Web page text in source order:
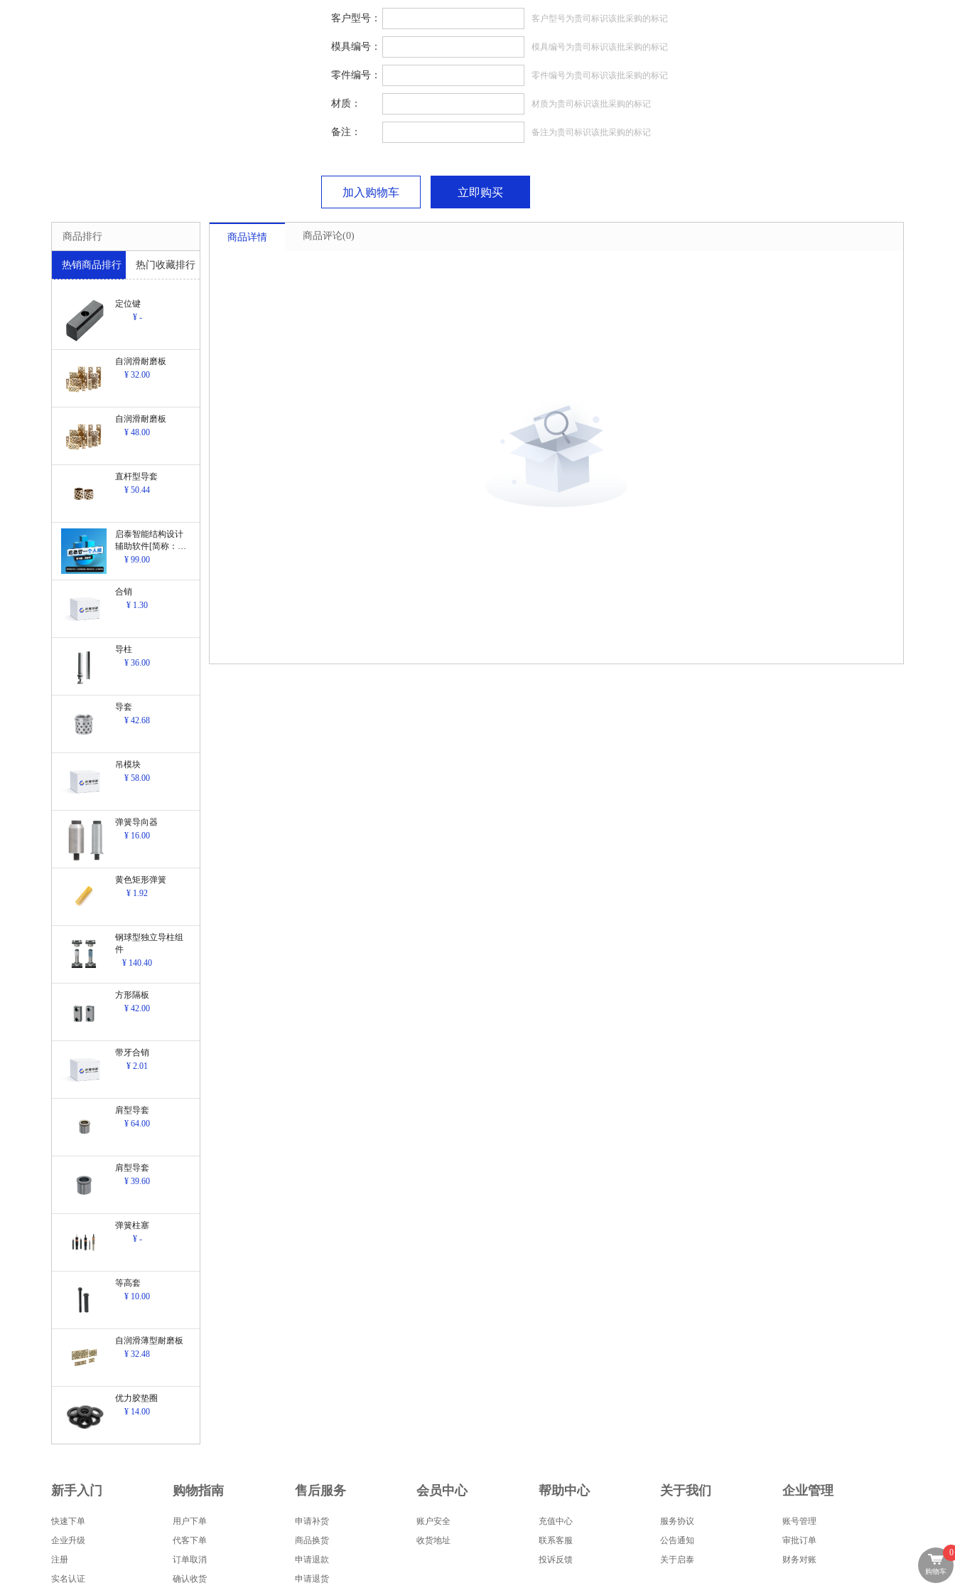
客户型号： 客户型号为贵司标识该批采购的标记
模具编号： 模具编号为贵司标识该批采购的标记
零件编号： 零件编号为贵司标识该批采购的标记
材质： 材质为贵司标识该批采购的标记
备注： 备注为贵司标识该批采购的标记
加入购物车 立即购买
商品排行
热销商品排行 热门收藏排行
定位键
¥ -
自润滑耐磨板
¥ 32.00
自润滑耐磨板
¥ 48.00
直杆型导套
¥ 50.44
启泰智能结构设计
辅助软件[简称：结
构设计辅助软
¥ 99.00
合销
¥ 1.30
导柱
¥ 36.00
导套
¥ 42.68
吊模块
¥ 58.00
弹簧导向器
¥ 16.00
黄色矩形弹簧
¥ 1.92
钢球型独立导柱组
件
¥ 140.40
方形隔板
¥ 42.00
带牙合销
¥ 2.01
肩型导套
¥ 64.00
肩型导套
¥ 39.60
弹簧柱塞
¥ -
等高套
¥ 10.00
自润滑薄型耐磨板
¥ 32.48
优力胶垫圈
¥ 14.00
商品详情 商品评论(0)
购物车
0
新手入门
快速下单
企业升级
注册
实名认证
购物指南
用户下单
代客下单
订单取消
确认收货
售后服务
申请补货
商品换货
申请退款
申请退货
会员中心
账户安全
收货地址
帮助中心
充值中心
联系客服
投诉反馈
关于我们
服务协议
公告通知
关于启泰
企业管理
账号管理
审批订单
财务对账